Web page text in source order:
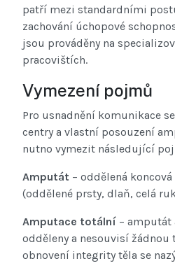
patří mezi standardními
zachování úchopové
jsou prováděny na
pracovištích.
Vymezení pojmů
Pro usnadnění komunikace
centry a vlastní posouzení
nutno vymezit následující
Amputát – oddělená
(oddělené prsty, dlaň, celá
Amputace totální – amputát
odděleny a nesouvisí žádnou
obnovení integrity těla se